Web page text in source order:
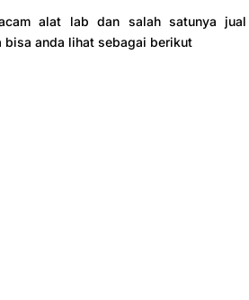
alat lab dan salah satunya jual
bisa anda lihat sebagai berikut